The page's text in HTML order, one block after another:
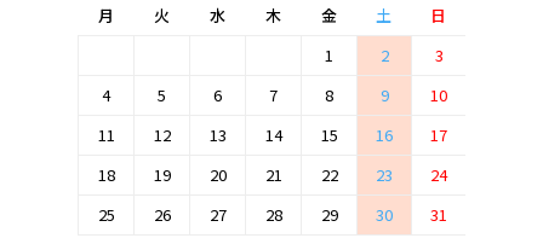
月 火 水 木 金 土
日
1
2
3
4
5 6 7 8 9
10
11
12 13 14 15 16
17
18
19 20 21 22 23
24
25
26 27 28 29 30 31